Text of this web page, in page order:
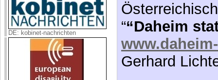
DE: kobinet-nachrichten
““Daheim
Gerhard